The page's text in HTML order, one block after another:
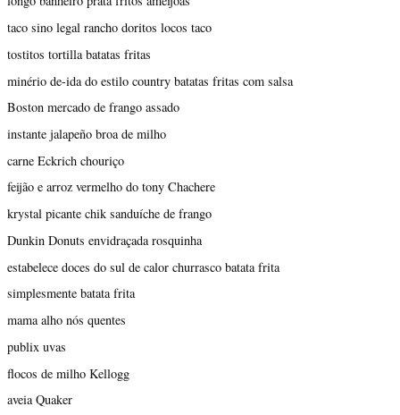
taco sino legal rancho doritos locos taco
tostitos tortilla batatas fritas
minério de-ida do estilo country batatas fritas com salsa
Boston mercado de frango assado
instante jalapeño broa de milho
carne Eckrich chouriço
feijão e arroz vermelho do tony Chachere
krystal picante chik sanduíche de frango
Dunkin Donuts envidraçada rosquinha
estabelece doces do sul de calor churrasco batata frita
simplesmente batata frita
mama alho nós quentes
publix uvas
flocos de milho Kellogg
aveia Quaker